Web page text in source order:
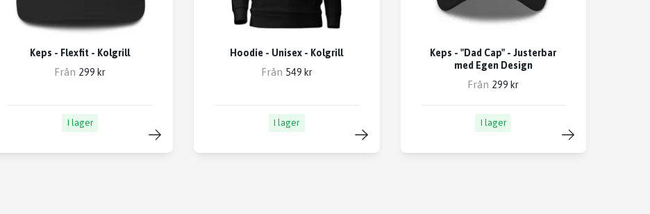
Keps - Flexfit - Kolgrill
Från 299 kr
I lager
Hoodie - Unisex - Kolgrill
Från 549 kr
I lager
Keps - "Dad Cap" - Justerbar
med Egen Design
Från 299 kr
I lager